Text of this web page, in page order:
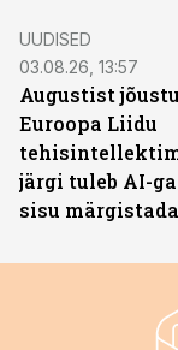
UUDISED
03.08.26, 13:57
Augustist
Euroopa Liidu
järgi tuleb AI-
sisu märgistada